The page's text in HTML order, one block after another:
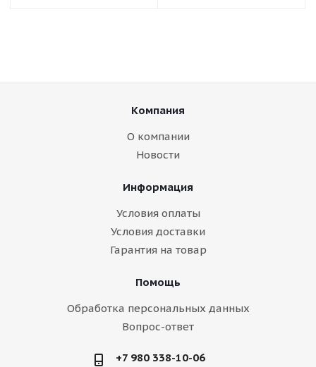
Компания
О компании
Новости
Информация
Условия оплаты
Условия доставки
Гарантия на товар
Помощь
Обработка персональных данных
Вопрос-ответ
+7 980 338-10-06